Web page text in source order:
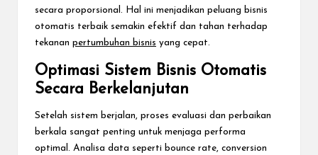
secara proporsional. Hal ini menjadikan peluang bisnis
otomatis terbaik semakin efektif dan tahan terhadap
tekanan pertumbuhan bisnis yang cepat.
Optimasi Sistem Bisnis Otomatis
Secara Berkelanjutan
Setelah sistem berjalan, proses evaluasi dan perbaikan
berkala sangat penting untuk menjaga performa
optimal. Analisa data seperti bounce rate, conversion